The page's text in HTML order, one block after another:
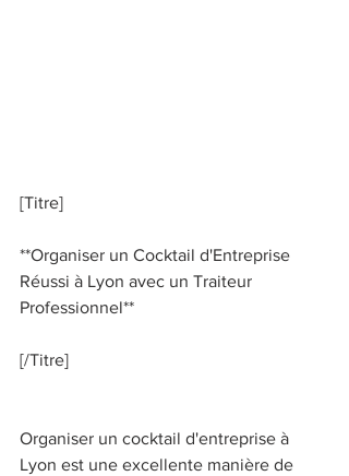
[Titre]
**Organiser un Cocktail d'Entreprise
Réussi à Lyon avec un Traiteur
Professionnel**
[/Titre]
Organiser un cocktail d'entreprise à
Lyon est une excellente manière de